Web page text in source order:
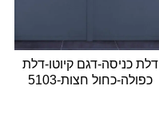
דלת כניסה-דגם קיוטו-דלת
כפולה-כחול חצות-5103